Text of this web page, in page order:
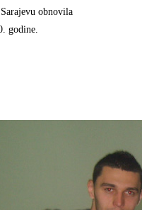
obnovila
godine.